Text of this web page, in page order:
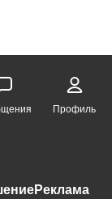
Профиль
Реклама